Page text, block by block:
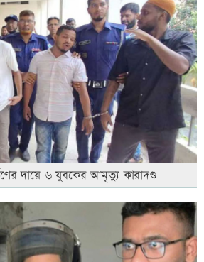
দায়ে ৬ যুবকের আমৃত্যু কারাদণ্ড